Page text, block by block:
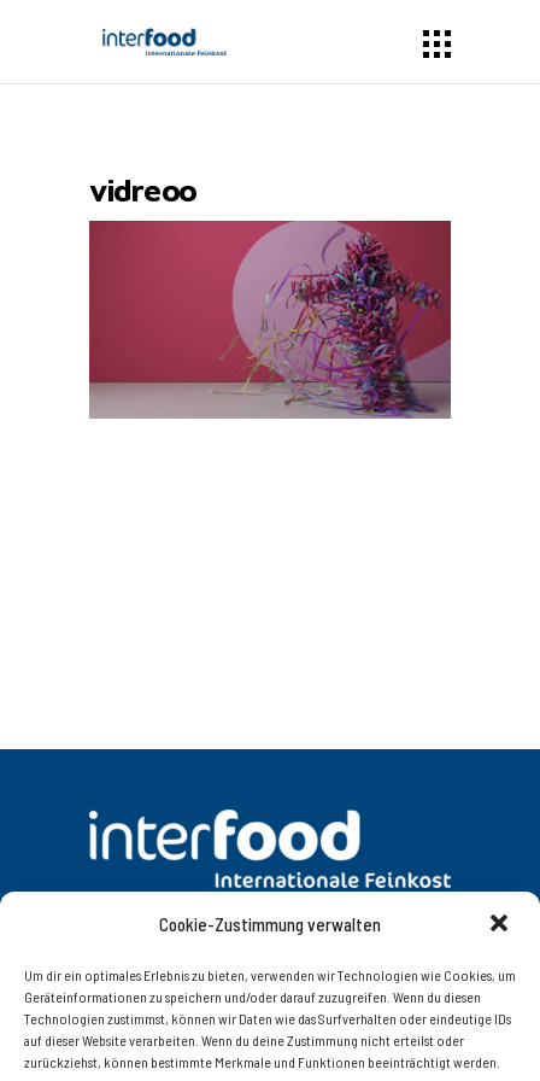
Cookie-Zustimmung verwalten
Um dir ein optimales Erlebnis zu bieten, verwenden wir Technologien wie Cookies, um
Geräteinformationen zu speichern und/oder darauf zuzugreifen. Wenn du diesen
Technologien zustimmst, können wir Daten wie das Surfverhalten oder eindeutige IDs
auf dieser Website verarbeiten. Wenn du deine Zustimmung nicht erteilst oder
zurückziehst, können bestimmte Merkmale und Funktionen beeinträchtigt werden.
vidreoo
KONTAKT IMPRESSUM